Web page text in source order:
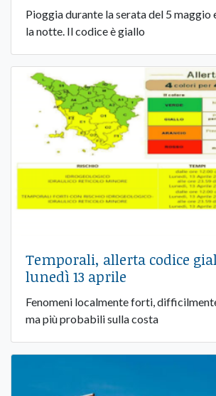
Pioggia durante la serata del 5 maggio
la notte. Il codice è giallo
Temporali, allerta codice
lunedì 13 aprile
Fenomeni localmente forti,
ma più probabili sulla costa